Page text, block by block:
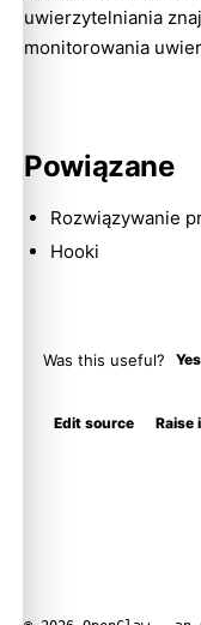
uwierzytelniania
monitorowania
Powiązane
Rozwiązywanie
Hooki
Was this useful? Yes
Edit source Raise